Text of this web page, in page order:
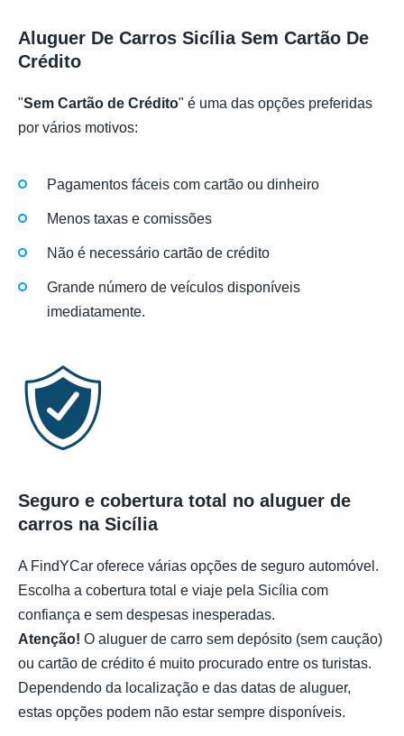
Aluguer De Carros Sicília Sem Cartão De
Crédito
"Sem Cartão de Crédito" é uma das opções preferidas
por vários motivos:
Pagamentos fáceis com cartão ou dinheiro
Menos taxas e comissões
Não é necessário cartão de crédito
Grande número de veículos disponíveis
imediatamente.
Seguro e cobertura total no aluguer de
carros na Sicília
A FindYCar oferece várias opções de seguro automóvel.
Escolha a cobertura total e viaje pela Sicília com
confiança e sem despesas inesperadas.
Atenção! O aluguer de carro sem depósito (sem caução)
ou cartão de crédito é muito procurado entre os turistas.
Dependendo da localização e das datas de aluguer,
estas opções podem não estar sempre disponíveis.